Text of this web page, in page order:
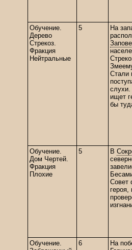
Обучение.
Дерево
Стрекоз.
Фракция
Нейтральные
5
На
Стали
ищет
бы
Обучение.
Дом Чертей.
Фракция
Плохие
5 В
Совет
героя,
Обучение.
6
На